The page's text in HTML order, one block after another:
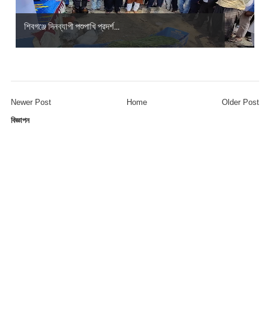
শিবগঞ্জে দিনব্যাপী পশুপাখি প্রদর্শ...
Newer Post Older Post
Home
বিজ্ঞাপন